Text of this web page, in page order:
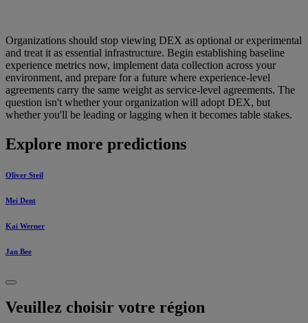
Organizations should stop viewing DEX as optional or experimental
and treat it as essential infrastructure. Begin establishing baseline
experience metrics now, implement data collection across your
environment, and prepare for a future where experience-level
agreements carry the same weight as service-level agreements. The
question isn't whether your organization will adopt DEX, but
whether you'll be leading or lagging when it becomes table stakes.
Explore more predictions
Oliver Steil
Mei Dent
Kai Werner
Jan Bee
Veuillez choisir votre région